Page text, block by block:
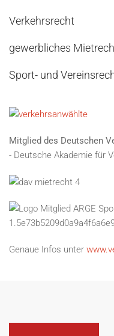
Verkehrsrecht
gewerbliches
Sport- und
Mitglied des Deutschen
- Deutsche Akademie für
Genaue Infos unter